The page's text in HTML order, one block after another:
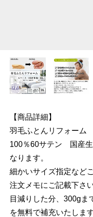
【商品詳細】
羽毛ふとんリフォー
100％60サテン 国産
なります。
細かいサイズ指定など
注文メモにご記載下さい
目減りした分、300gま
を無料で補充いたします